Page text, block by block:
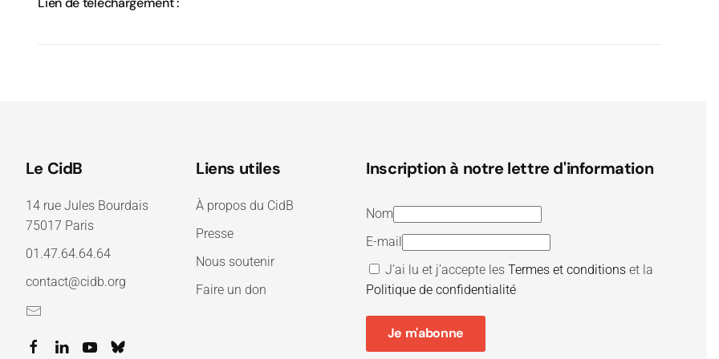
Le CidB
14 rue Jules Bourdais
75017 Paris
01.47.64.64.64
contact@cidb.org
Liens utiles
À propos du CidB
Presse
Nous soutenir
Faire un don
Inscription à notre lettre d'information
Nom
E-mail
J’ai lu et j’accepte lesTermes et conditions et la
Politique de confidentialité
Je m'abonne